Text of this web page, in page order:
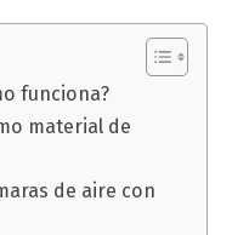
funciona?
material de
de aire con